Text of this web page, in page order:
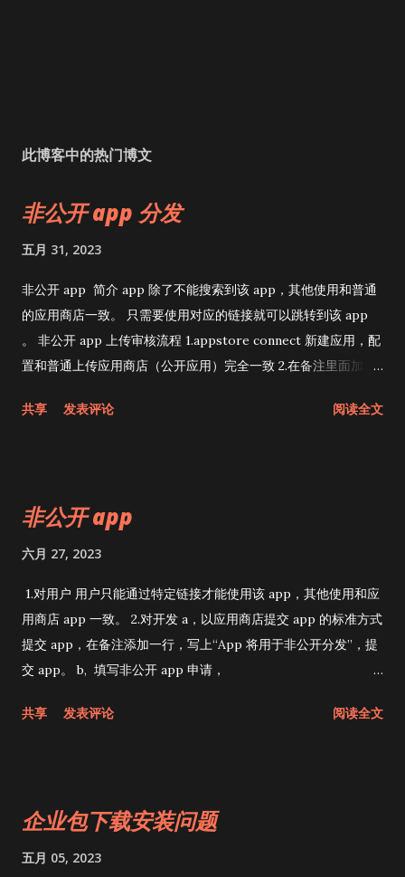
此博客中的热门博文
非公开 app 分发
五月 31, 2023
非公开 app 简介 app 除了不能搜索到该 app，其他使用和普通
的应用商店一致。 只需要使用对应的链接就可以跳转到该 app
。 非公开 app 上传审核流程 1.appstore connect 新建应用，配
置和普通上传应用商店（公开应用）完全一致 2.在备注里面加上
链接app 为非公开 app，
等待只有非公开 app 审核被拒的问题后，再等上两天左右就好
了。 5.审核通过后，会通过邮件发送该 app 的链接，此链接其实
在应用商店搜索不到。
共享 发表评论 阅读全文
非公开 app
六月 27, 2023
1.对用户 用户只能通过特定链接才能使用该 app，其他使用和应
用商店 app 一致。 2.对开发 a，以应用商店提交 app 的标准方式
提交 app，在备注添加一行，写上“App 将用于非公开分发”，提
交 app。 b, 填写非公开 app 申请，
app/ c，等待审核，整个审核过程会比平常审核慢 2-5 个工作
否，文件托管到 App Store 否，文件托管到App Store 是，需
共享 发表评论 阅读全文
企业包下载安装问题
五月 05, 2023